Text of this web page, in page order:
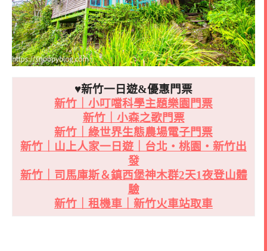
♥新竹一日遊&優惠門票
新竹｜小叮噹科學主題樂園門票
新竹｜小森之歌門票
新竹｜綠世界生態農場電子門票
新竹｜山上人家一日遊｜台北・桃園・新竹出
發
新竹｜司馬庫斯＆鎮西堡神木群2天1夜登山體
驗
新竹｜租機車｜新竹火車站取車